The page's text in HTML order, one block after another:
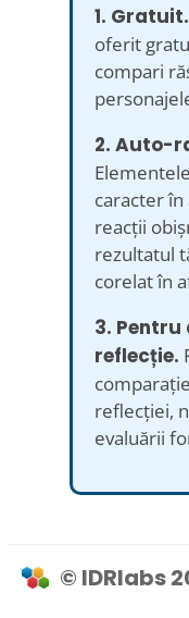
1. Gratuit.
oferit
compari
2. Auto-
caracter
reacții
rezultatul
corelat în
3.
reflecție.
reflecției,
evaluării
© IDRlabs